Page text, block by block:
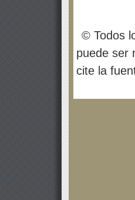
© Todos
puede ser
cite la